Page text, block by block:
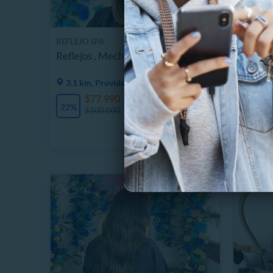
Reflejos , Mechas Visos
3.1 km, Providencia
22%
1 Vendidos
$77.990
REFLEJO
Alisado
Acido
3.1
27%